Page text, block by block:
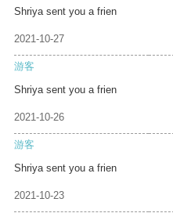
Shriya sent you a frien
2021-10-27
游客
Shriya sent you a frien
2021-10-26
游客
Shriya sent you a frien
2021-10-23